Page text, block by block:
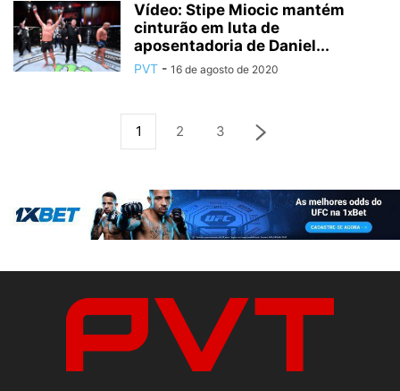
Vídeo: Stipe Miocic mantém
cinturão em luta de
aposentadoria de Daniel...
PVT - 16 de agosto de 2020
1 2 3